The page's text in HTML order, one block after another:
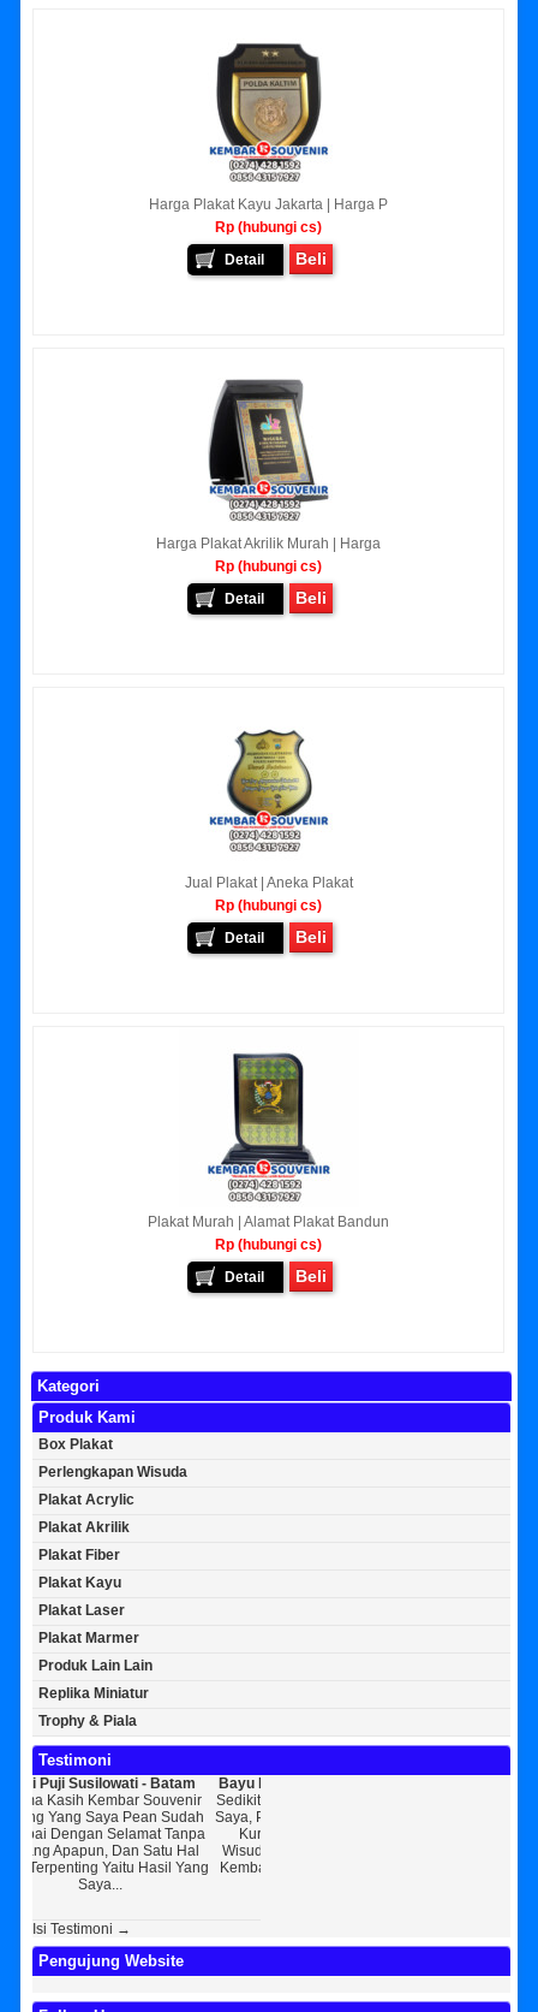
Harga Plakat Kayu Jakarta | Harga P
Rp (hubungi cs)
Detail
Beli
Harga Plakat Akrilik Murah | Harga
Rp (hubungi cs)
Detail
Beli
Jual Plakat | Aneka Plakat
Rp (hubungi cs)
Detail
Beli
Plakat Murah | Alamat Plakat Bandun
Rp (hubungi cs)
Detail
Beli
Kategori
Produk Kami
Box Plakat
Perlengkapan Wisuda
Plakat Acrylic
Plakat Akrilik
Plakat Fiber
Plakat Kayu
Plakat Laser
Plakat Marmer
Produk Lain Lain
Replika Miniatur
Trophy & Piala
Testimoni
Batam
Sudah
Tanpa
Hal
Yang
Bayu Kurniawan - Jakarta Pusat
Sedikit Membagikan Kisah Sukses
Saya, Perkenalkan Pak Saya Bayu
Kurniawan Reseller Patung
Wisuda Dan Souvenir Wisuda Di
Kembar Souvenir, Sebetulnya S...
Isi Testimoni →
Pengujung Website